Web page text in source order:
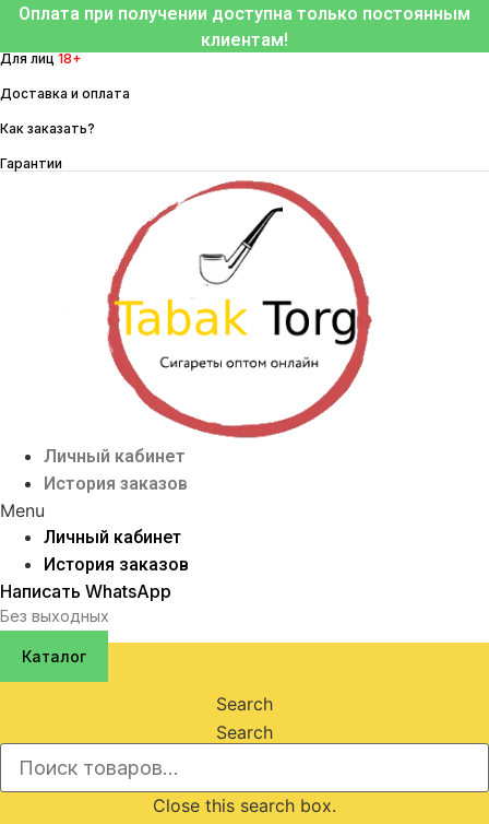
Перейти
содержимому
Оплата при получении доступна только постоянным
клиентам!
Для лиц 18+
Доставка и оплата
Как заказать?
Гарантии
Личный кабинет
История заказов
Menu
Личный кабинет
История заказов
Написать WhatsApp
Без выходных
Каталог
Search
Search
Close this search box.